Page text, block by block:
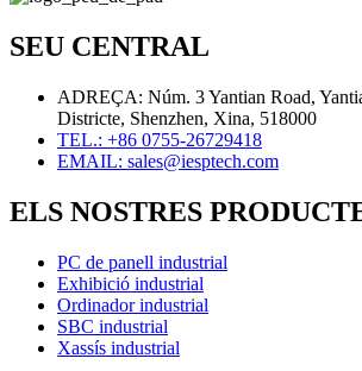
SEU CENTRAL
ADREÇA: Núm. 3 Yantian Road,
Districte, Shenzhen, Xina, 518000
TEL.: +86 0755-26729418
EMAIL: sales@iesptech.com
ELS NOSTRES
PC de panell industrial
Exhibició industrial
Ordinador industrial
SBC industrial
Xassís industrial